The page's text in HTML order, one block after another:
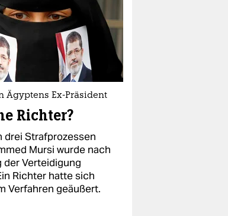
Ägyptens Ex-Präsident
Richter?
drei Strafprozessen
Mursi wurde nach
der Verteidigung
Richter hatte sich
Verfahren geäußert.